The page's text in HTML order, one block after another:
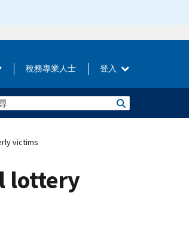
稅務專業人士 登入
victims
lottery